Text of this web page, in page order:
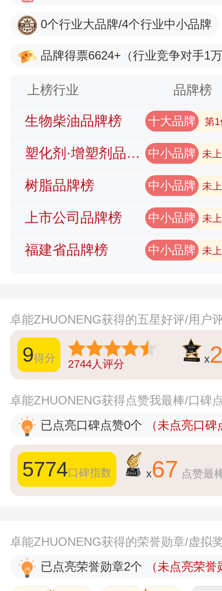
0个行业大品牌/4个行业中小品牌
品牌得票6624+ （行业竞争对手1
上榜行业 品牌榜
生物柴油品牌榜 十大品牌 第1
塑化剂·增塑剂品牌榜 中小品牌 未
树脂品牌榜 中小品牌 未
上市公司品牌榜 中小品牌 未
福建省品牌榜 中小品牌 未
卓能ZHUONENG获得的五星好评/用户
9得分 2744人评分 x
卓能ZHUONENG获得点赞我最棒/口碑
已点亮口碑点赞0个
（未点亮口
5774口碑指数 x67 点赞最
卓能ZHUONENG获得的荣誉勋章/虚拟
已点亮荣誉勋章2个
（未点亮荣